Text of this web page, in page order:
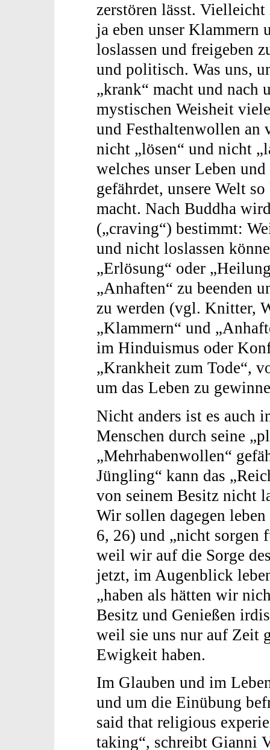
zerstören lässt.
ja eben unser Klammern
loslassen und freigeben
und politisch. Was uns,
„krank“ macht und nach
mystischen Weisheit
und Festhaltenwollen an
nicht „lösen“ und nicht
welches unser Leben
gefährdet, unsere Welt
macht. Nach Buddha
(„craving“) bestimmt:
und nicht loslassen
„Erlösung“ oder
„Anhaften“ zu beenden
zu werden (vgl. Knitter,
„Klammern“ und
im Hinduismus oder
„Krankheit zum Tode“,
um das Leben zu
Nicht anders ist es auch
Menschen durch seine
„Mehrhabenwollen“
Jüngling“ kann das
von seinem Besitz nicht
Wir sollen dagegen
6, 26) und „nicht sorgen
weil wir auf die Sorge
jetzt, im Augenblick
„haben als hätten wir
Besitz und Genießen
weil sie uns nur auf Zeit
Ewigkeit haben.
Im Glauben und im
und um die Einübung
said that religious
taking“, schreibt Gianni